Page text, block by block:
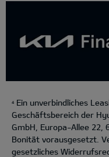
4
Ein unverbindliches
Geschäftsbereich der
GmbH, Europa-Allee 22,
Bonität vorausgesetzt.
gesetzliches